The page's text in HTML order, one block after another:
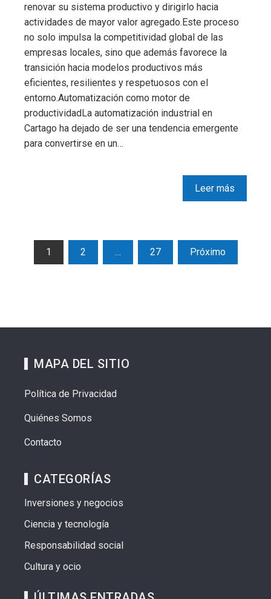
renovar su sistema productivo y dirigirlo hacia
actividades de mayor valor agregado.Este proceso
no solo impulsa la competitividad global de las
empresas locales, sino que además favorece la
transición hacia modelos productivos más
eficientes, resilientes y respetuosos con el
entorno.Automatización como motor de
productividadLa automatización industrial en
Cartago ha dejado de ser una tendencia emergente
para convertirse en un…
Leer más
Paginación
1 2 … 27 Próximo
MAPA DEL SITIO
Política de Privacidad
Quiénes Somos
Contacto
CATEGORÍAS
Inversiones y negocios
Ciencia y tecnología
Responsabilidad social
Cultura y ocio